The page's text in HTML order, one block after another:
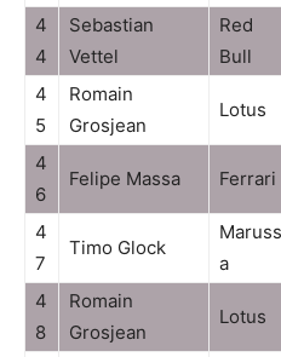
4
4
Sebastian
Vettel
Red
Bull
4
5
Romain
Grosjean
Lotus
4
6
Felipe Massa Ferrari
4
7
Timo Glock
a
4
8
Romain
Grosjean
Lotus